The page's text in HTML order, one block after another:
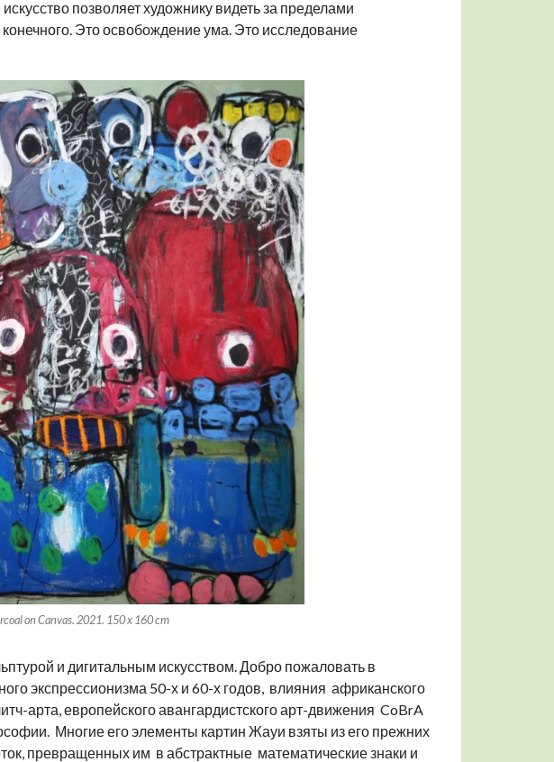
позволяет художнику видеть за пределами
конечного. Это освобождение ума. Это исследование
on Canvas. 2021. 150 x 160 cm
и дигитальным искусством. Добро пожаловать в
экспрессионизма 50-х и 60-х годов, влияния африканского
арта, европейского авангардистского арт-движения CoBrA
Многие его элементы картин Жауи взяты из его прежних
превращенных им в абстрактные математические знаки и